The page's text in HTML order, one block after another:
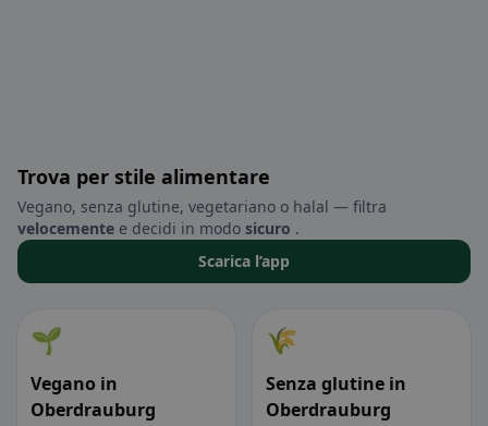
Trova per stile alimentare
Vegano, senza glutine, vegetariano o halal — filtra
velocemente e decidi in modo sicuro .
Scarica l’app
🌱
Vegano in
Oberdrauburg
🌾
Senza glutine in
Oberdrauburg